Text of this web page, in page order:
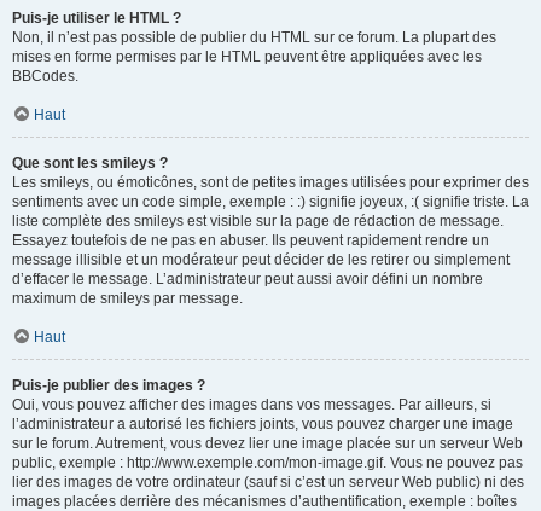
Puis-je utiliser le HTML ?
Non, il n’est pas possible de publier du HTML sur ce forum. La plupart des
mises en forme permises par le HTML peuvent être appliquées avec les
BBCodes.
Haut
Que sont les smileys ?
Les smileys, ou émoticônes, sont de petites images utilisées pour exprimer des
sentiments avec un code simple, exemple : :) signifie joyeux, :( signifie triste. La
liste complète des smileys est visible sur la page de rédaction de message.
Essayez toutefois de ne pas en abuser. Ils peuvent rapidement rendre un
message illisible et un modérateur peut décider de les retirer ou simplement
d’effacer le message. L’administrateur peut aussi avoir défini un nombre
maximum de smileys par message.
Haut
Puis-je publier des images ?
Oui, vous pouvez afficher des images dans vos messages. Par ailleurs, si
l’administrateur a autorisé les fichiers joints, vous pouvez charger une image
sur le forum. Autrement, vous devez lier une image placée sur un serveur Web
public, exemple : http://www.exemple.com/mon-image.gif. Vous ne pouvez pas
lier des images de votre ordinateur (sauf si c’est un serveur Web public) ni des
images placées derrière des mécanismes d’authentification, exemple : boîtes